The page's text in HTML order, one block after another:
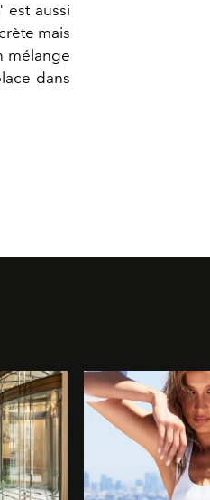
est aussi
mais
mélange
dans